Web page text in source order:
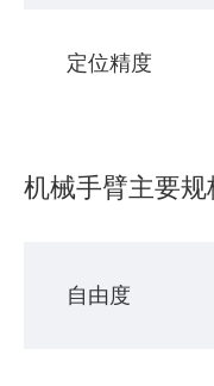
定位精度
机械手臂主要规
自由度